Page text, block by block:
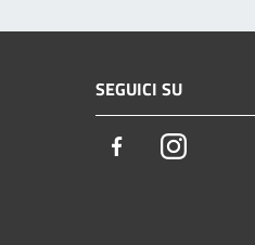
SEGUICI SU
FacebookInstagram